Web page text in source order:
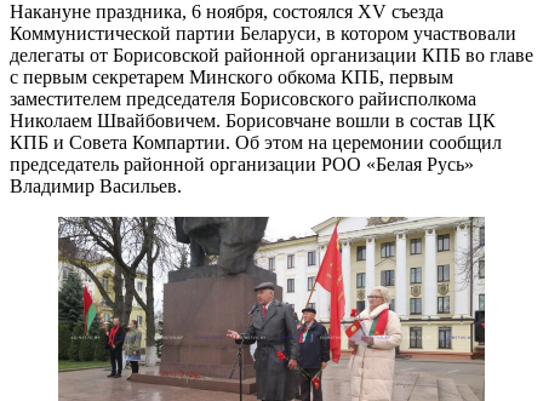
Накануне праздника, 6 ноября, состоялся ХV съезда
Коммунистической партии Беларуси, в котором участвовали
делегаты от Борисовской районной организации КПБ во главе
с первым секретарем Минского обкома КПБ, первым
заместителем председателя Борисовского райисполкома
Николаем Швайбовичем. Борисовчане вошли в состав ЦК
КПБ и Совета Компартии. Об этом на церемонии сообщил
председатель районной организации РОО «Белая Русь»
Владимир Васильев.